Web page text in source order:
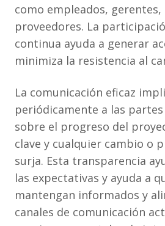
como empleados, gerentes,
proveedores. La
continua ayuda a generar
minimiza la resistencia al
La comunicación eficaz
periódicamente a las
sobre el progreso del
clave y cualquier cambio o
surja. Esta transparencia
las expectativas y ayuda a
mantengan informados y
canales de comunicación